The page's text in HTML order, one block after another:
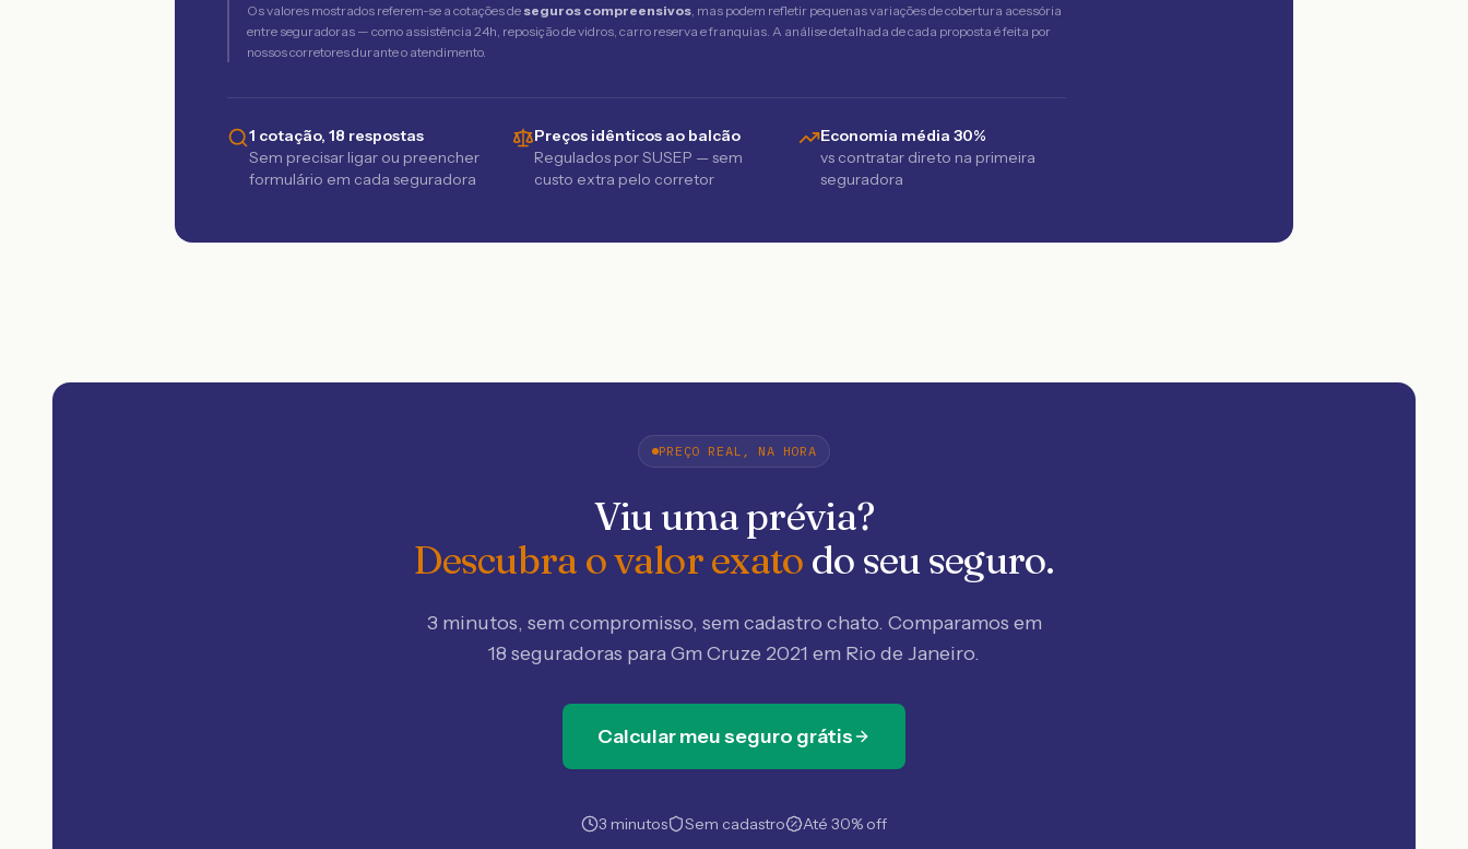
Os valores mostrados referem-se a cotações de seguros compreensivos, mas podem refletir pequenas variações de cobertura acessória
entre seguradoras — como assistência 24h, reposição de vidros, carro reserva e franquias. A análise detalhada de cada proposta é feita por
nossos corretores durante o atendimento.
1 cotação, 18 respostas
Sem precisar ligar ou preencher
formulário em cada seguradora
Preços idênticos ao balcão
Regulados por SUSEP — sem
custo extra pelo corretor
Economia média 30%
vs contratar direto na primeira
seguradora
PREÇO REAL, NA HORA
Viu uma prévia?
Descubra o valor exato do seu seguro.
3 minutos, sem compromisso, sem cadastro chato. Comparamos em
18 seguradoras para Gm Cruze 2021 em Rio de Janeiro.
Calcular meu seguro grátis
3 minutos Sem cadastro Até 30% off